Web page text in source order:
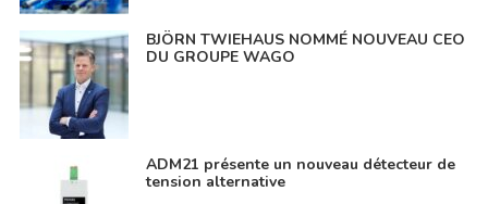
BJÖRN TWIEHAUS NOMMÉ NOUVEAU CEO
DU GROUPE WAGO
ADM21 présente un nouveau détecteur de
tension alternative